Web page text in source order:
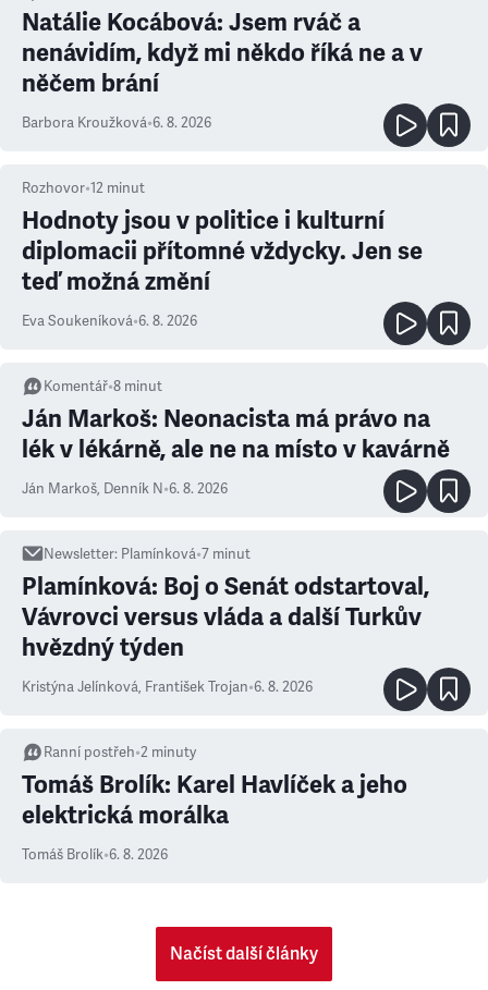
Natálie Kocábová: Jsem rváč a
nenávidím, když mi někdo říká ne a v
něčem brání
Barbora Kroužková•6. 8. 2026
Rozhovor•12 minut
Hodnoty jsou v politice i kulturní
diplomacii přítomné vždycky. Jen se
teď možná změní
Eva Soukeníková•6. 8. 2026
Komentář•8 minut
Ján Markoš: Neonacista má právo na
lék v lékárně, ale ne na místo v kavárně
Ján Markoš, Denník N•6. 8. 2026
Newsletter: Plamínková•7 minut
Plamínková: Boj o Senát odstartoval,
Vávrovci versus vláda a další Turkův
hvězdný týden
Kristýna Jelínková, František Trojan•6. 8. 2026
Ranní postřeh•2 minuty
Tomáš Brolík: Karel Havlíček a jeho
elektrická morálka
Tomáš Brolík•6. 8. 2026
Načíst další články